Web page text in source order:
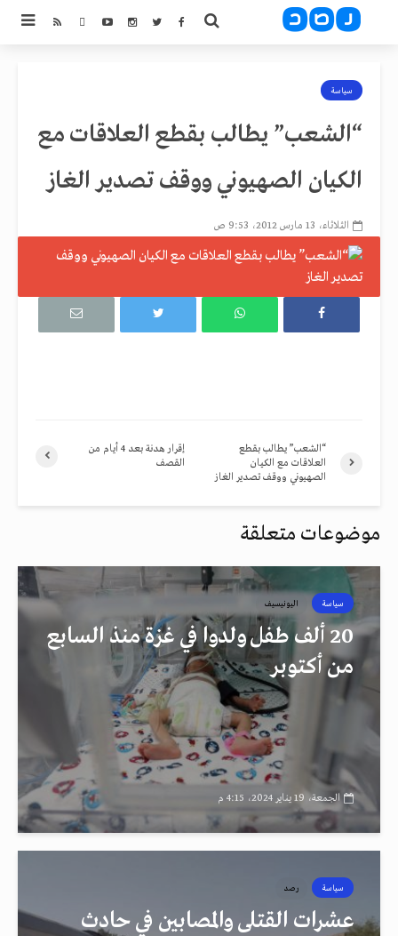
سياسة
“الشعب” يطالب بقطع العلاقات مع
الكيان الصهيوني ووقف تصدير الغاز
الثلاثاء، 13 مارس 2012، 9:53 ص
إقرار هدنة بعد 4 أيام من
القصف
“الشعب” يطالب بقطع
العلاقات مع الكيان
الصهيوني ووقف تصدير الغاز
موضوعات متعلقة
سياسة اليونيسيف
20 ألف طفل ولدوا في غزة منذ السابع
من أكتوبر
الجمعة، 19 يناير 2024، 4:15 م
سياسة رصد
عشرات القتلى والمصابين في حادث